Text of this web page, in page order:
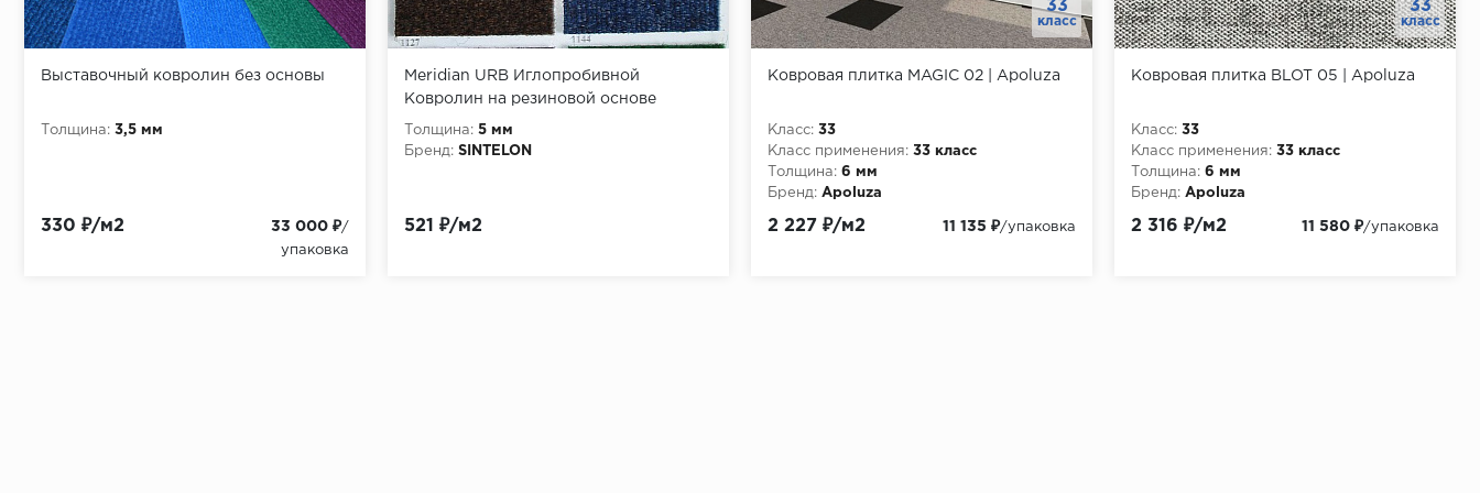
Выставочный ковролин без основы
Толщина: 3,5 мм
330 ₽/м2 33 000 ₽/
упаковка
Meridian URB Иглопробивной
Ковролин на резиновой основе
Толщина: 5 мм
Бренд: SINTELON
521 ₽/м2
33
класс
Ковровая плитка MAGIC 02 | Apoluza
Класс: 33
Класс применения: 33 класс
Толщина: 6 мм
Бренд: Apoluza
2 227 ₽/м2 11 135 ₽/упаковка
33
класс
Ковровая плитка BLOT 05 | Apoluza
Класс: 33
Класс применения: 33 класс
Толщина: 6 мм
Бренд: Apoluza
2 316 ₽/м2 11 580 ₽/упаковка